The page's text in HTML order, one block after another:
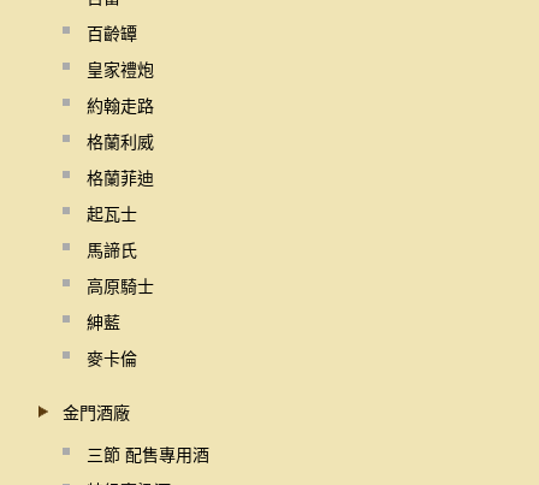
百齡罈
皇家禮炮
約翰走路
格蘭利威
格蘭菲迪
起瓦士
馬諦氏
高原騎士
紳藍
麥卡倫
金門酒廠
三節 配售專用酒